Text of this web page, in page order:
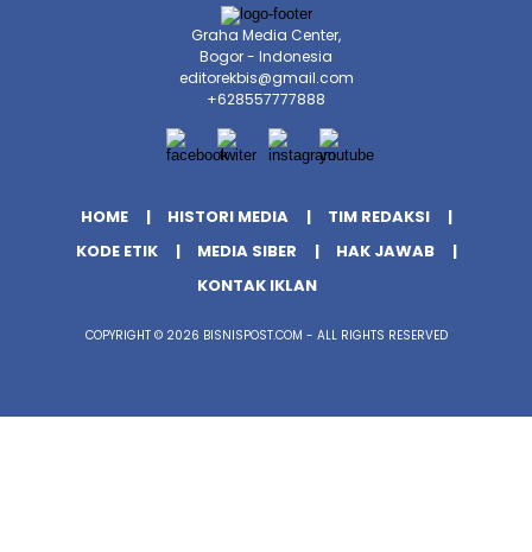
Graha Media Center,
Bogor - Indonesia
editorekbis@gmail.com
+628557777888
HOME HISTORI MEDIA
TIM REDAKSI
KODE ETIK
MEDIA SIBER
HAK JAWAB
KONTAK IKLAN
COPYRIGHT © 2026 BISNISPOST.COM - ALL RIGHTS RESERVED